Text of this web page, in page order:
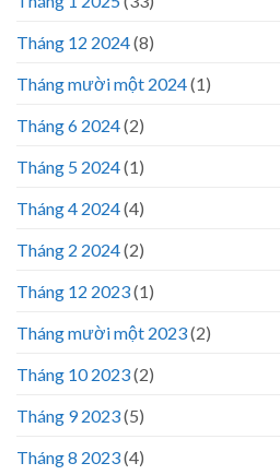
Tháng 12 2024(8)
Tháng mười một 2024(1)
Tháng 6 2024(2)
Tháng 5 2024(1)
Tháng 4 2024(4)
Tháng 2 2024(2)
Tháng 12 2023(1)
Tháng mười một 2023(2)
Tháng 10 2023(2)
Tháng 9 2023(5)
Tháng 8 2023(4)